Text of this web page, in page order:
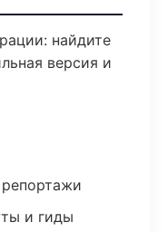
найдите
версия и
и гиды